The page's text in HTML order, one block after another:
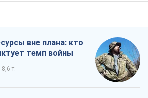
вне плана: кто
темп войны
8,6 т.